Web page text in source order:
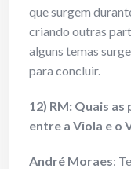
que surgem
criando outras
alguns temas
para concluir.
12) RM: Quais
entre a Viola e o
André Moraes: